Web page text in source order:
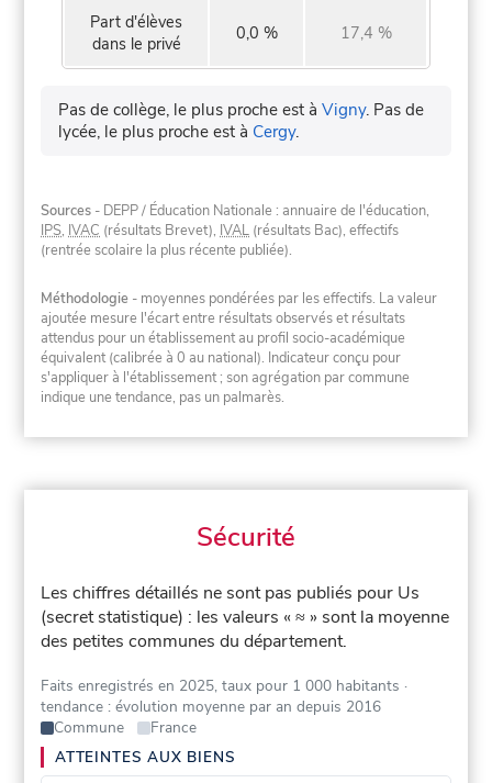
Part d'élèves
dans le privé
0,0 % 17,4 %
Pas de collège, le plus proche est àVigny. Pas de
lycée, le plus proche est à Cergy.
Sources - DEPP / Éducation Nationale : annuaire de l'éducation,
IPS, IVAC (résultats Brevet), IVAL (résultats Bac), effectifs
(rentrée scolaire la plus récente publiée).
Méthodologie - moyennes pondérées par les effectifs. La valeur
ajoutée mesure l'écart entre résultats observés et résultats
attendus pour un établissement au profil socio-académique
équivalent (calibrée à 0 au national). Indicateur conçu pour
s'appliquer à l'établissement ; son agrégation par commune
indique une tendance, pas un palmarès.
Sécurité
Les chiffres détaillés ne sont pas publiés pour Us
(secret statistique) : les valeurs « ≈ » sont la moyenne
des petites communes du département.
Faits enregistrés en 2025, taux pour 1 000 habitants ·
tendance : évolution moyenne par an depuis 2016
Commune
France
ATTEINTES AUX BIENS